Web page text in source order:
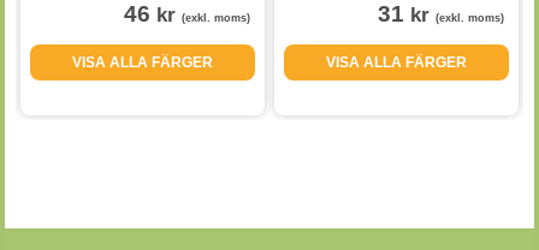
46 kr (exkl. moms)
VISA ALLA FÄRGER
31 kr (exkl. moms)
VISA ALLA FÄRGER